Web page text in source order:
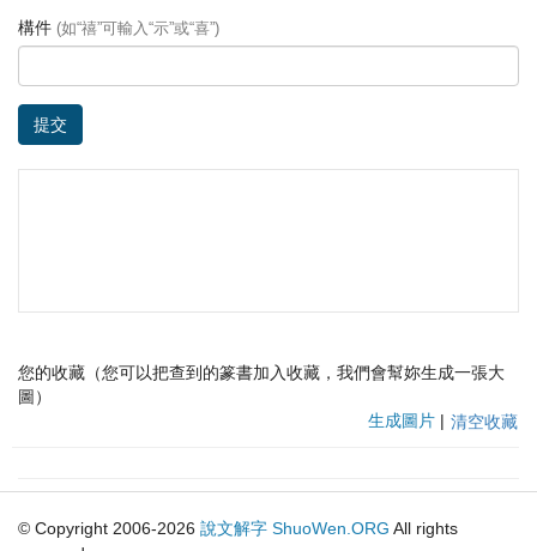
構件 (如“禧”可輸入“示”或“喜”)
提交
您的收藏（您可以把查到的篆書加入收藏，我們會幫妳生成一張大
圖）
生成圖片 | 清空收藏
© Copyright 2006-2026 說文解字 ShuoWen.ORG All rights